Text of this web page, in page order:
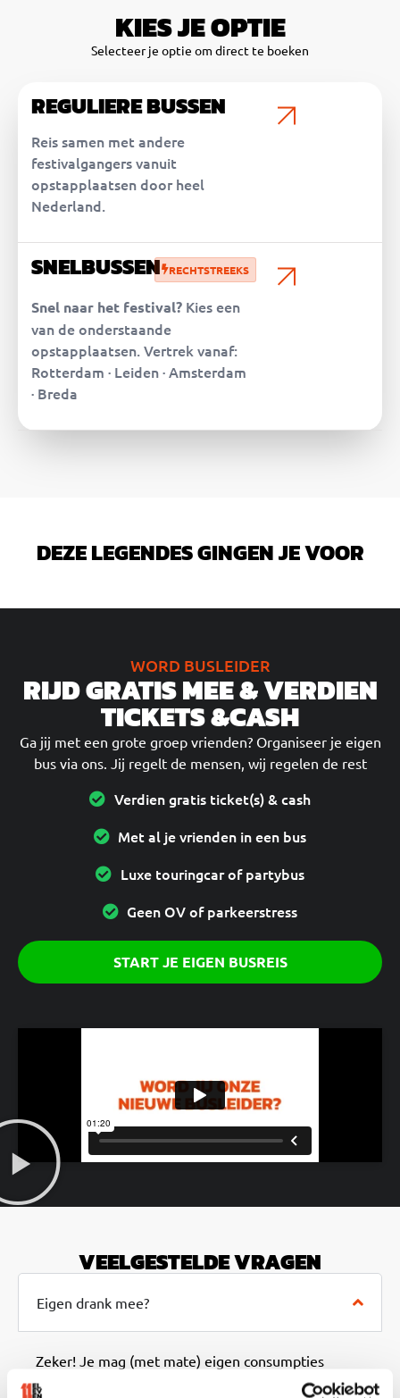
KIES JE OPTIE
Selecteer je optie om direct te boeken
REGULIERE BUSSEN
Reis samen met andere
festivalgangers vanuit
opstapplaatsen door heel
Nederland.
SNELBUSSEN RECHTSTREEKS
Snel naar het festival? Kies een
van de onderstaande
opstapplaatsen. Vertrek vanaf:
Rotterdam · Leiden · Amsterdam
· Breda
DEZE LEGENDES GINGEN JE VOOR
WORD BUSLEIDER
RIJD GRATIS MEE & VERDIEN
TICKETS &CASH
Ga jij met een grote groep vrienden? Organiseer je eigen
bus via ons. Jij regelt de mensen, wij regelen de rest
Verdien gratis ticket(s) & cash
Met al je vrienden in een bus
Luxe touringcar of partybus
Geen OV of parkeerstress
START JE EIGEN BUSREIS
VEELGESTELDE VRAGEN
Eigen drank mee?
Zeker! Je mag (met mate) eigen consumpties
meenemen. Let op: geen glaswerk en geen drugs.